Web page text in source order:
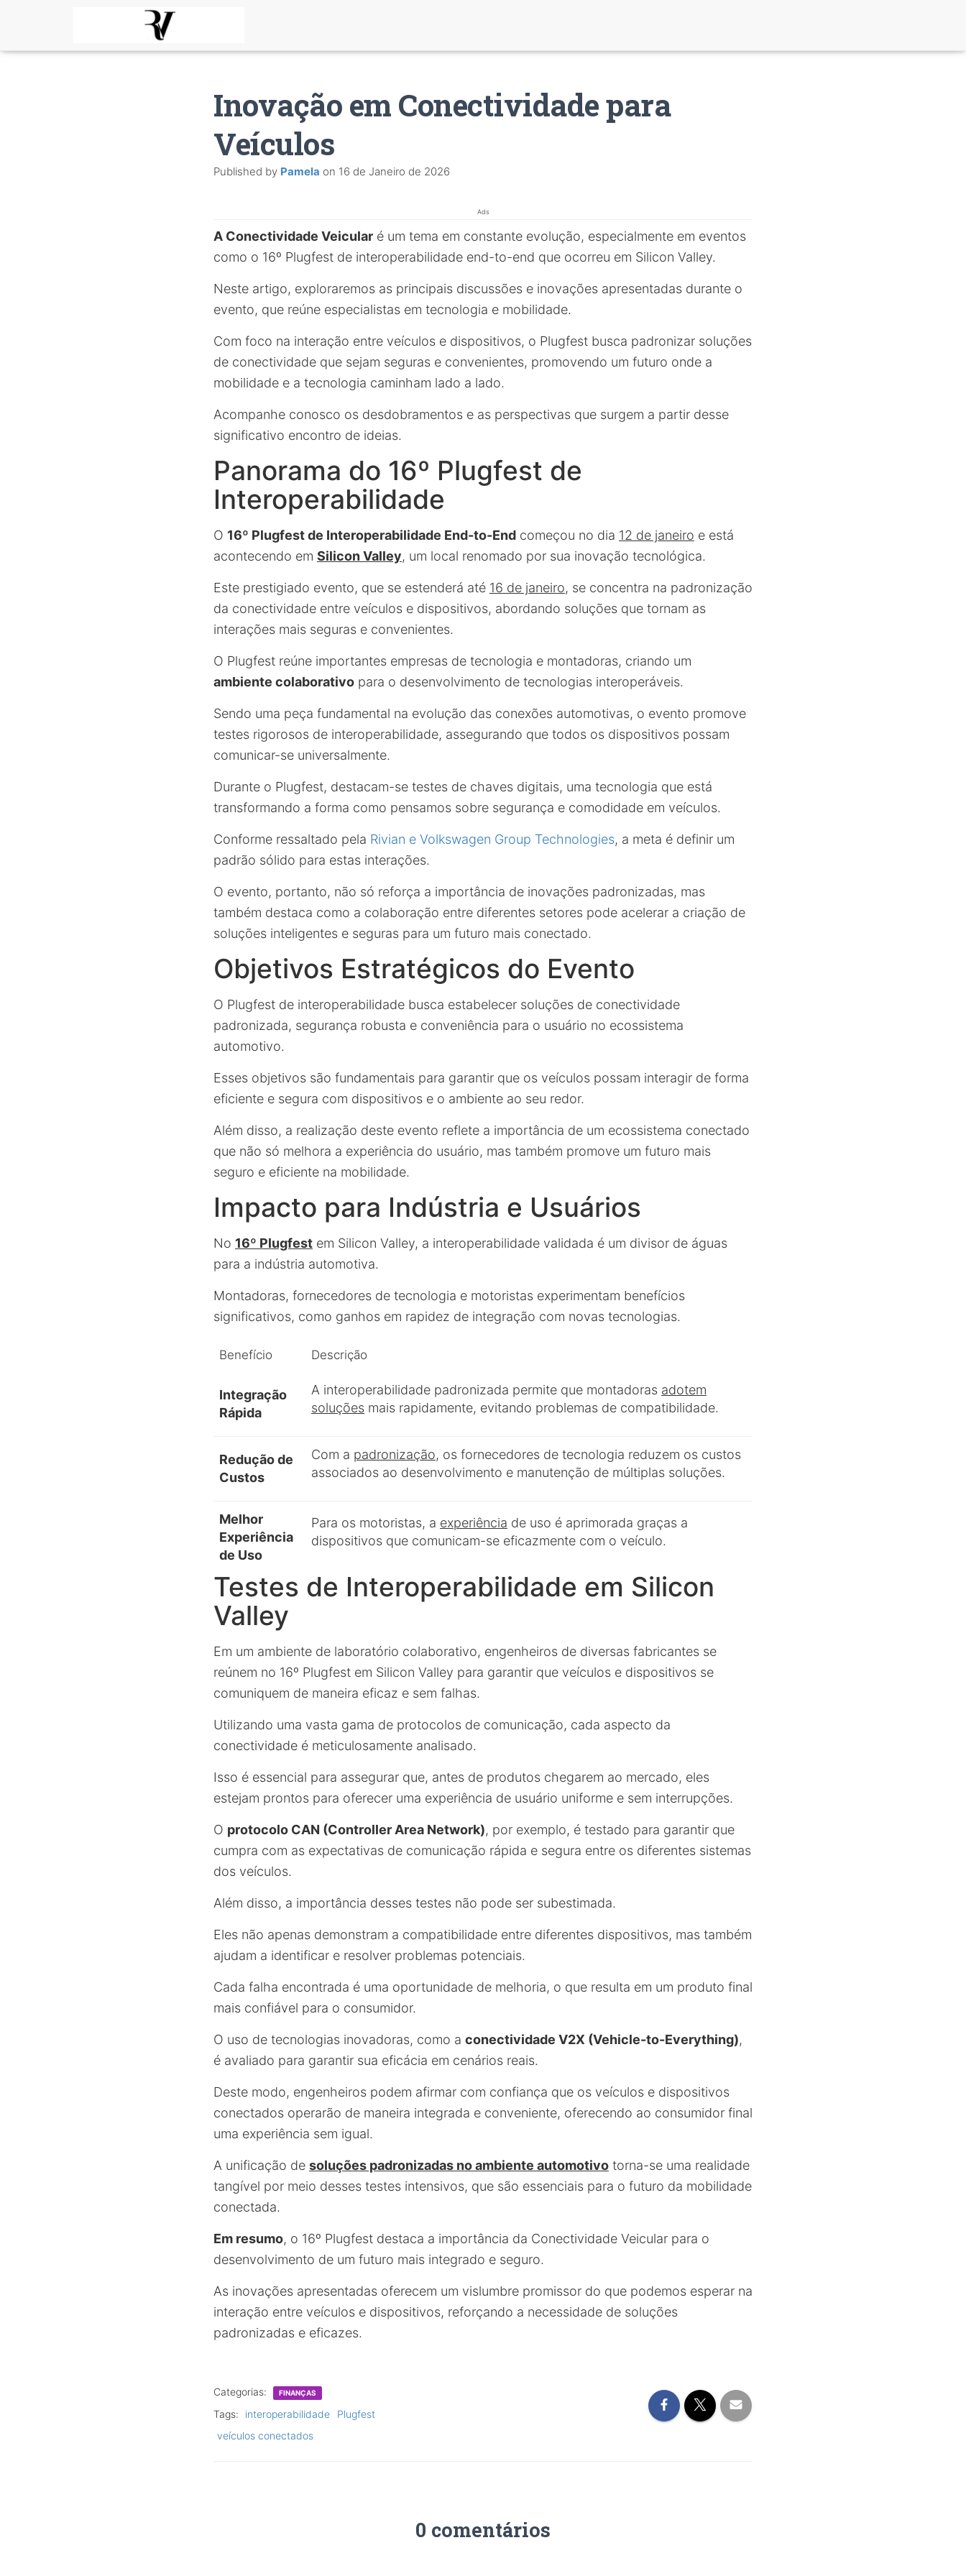
Inovação em Conectividade para
Veículos
Published by Pamela on 16 de Janeiro de 2026
Ads
A Conectividade Veicular é um tema em constante evolução, especialmente em eventos
como o 16º Plugfest de interoperabilidade end-to-end que ocorreu em Silicon Valley.
Neste artigo, exploraremos as principais discussões e inovações apresentadas durante o
evento, que reúne especialistas em tecnologia e mobilidade.
Com foco na interação entre veículos e dispositivos, o Plugfest busca padronizar soluções
de conectividade que sejam seguras e convenientes, promovendo um futuro onde a
mobilidade e a tecnologia caminham lado a lado.
Acompanhe conosco os desdobramentos e as perspectivas que surgem a partir desse
significativo encontro de ideias.
Panorama do 16º Plugfest de
Interoperabilidade
O 16º Plugfest de Interoperabilidade End-to-End começou no dia 12 de janeiro e está
acontecendo em Silicon Valley, um local renomado por sua inovação tecnológica.
Este prestigiado evento, que se estenderá até 16 de janeiro, se concentra na padronização
da conectividade entre veículos e dispositivos, abordando soluções que tornam as
interações mais seguras e convenientes.
O Plugfest reúne importantes empresas de tecnologia e montadoras, criando um
ambiente colaborativo para o desenvolvimento de tecnologias interoperáveis.
Sendo uma peça fundamental na evolução das conexões automotivas, o evento promove
testes rigorosos de interoperabilidade, assegurando que todos os dispositivos possam
comunicar-se universalmente.
Durante o Plugfest, destacam-se testes de chaves digitais, uma tecnologia que está
transformando a forma como pensamos sobre segurança e comodidade em veículos.
Conforme ressaltado pela Rivian e Volkswagen Group Technologies, a meta é definir um
padrão sólido para estas interações.
O evento, portanto, não só reforça a importância de inovações padronizadas, mas
também destaca como a colaboração entre diferentes setores pode acelerar a criação de
soluções inteligentes e seguras para um futuro mais conectado.
Objetivos Estratégicos do Evento
O Plugfest de interoperabilidade busca estabelecer soluções de conectividade
padronizada, segurança robusta e conveniência para o usuário no ecossistema
automotivo.
Esses objetivos são fundamentais para garantir que os veículos possam interagir de forma
eficiente e segura com dispositivos e o ambiente ao seu redor.
Além disso, a realização deste evento reflete a importância de um ecossistema conectado
que não só melhora a experiência do usuário, mas também promove um futuro mais
seguro e eficiente na mobilidade.
Impacto para Indústria e Usuários
No 16º Plugfest em Silicon Valley, a interoperabilidade validada é um divisor de águas
para a indústria automotiva.
Montadoras, fornecedores de tecnologia e motoristas experimentam benefícios
significativos, como ganhos em rapidez de integração com novas tecnologias.
Benefício Descrição
Integração
Rápida
A interoperabilidade padronizada permite que montadoras adotem
soluções mais rapidamente, evitando problemas de compatibilidade.
Redução de
Custos
Com a padronização, os fornecedores de tecnologia reduzem os custos
associados ao desenvolvimento e manutenção de múltiplas soluções.
Melhor
Experiência
de Uso
Para os motoristas, a experiência de uso é aprimorada graças a
dispositivos que comunicam-se eficazmente com o veículo.
Testes de Interoperabilidade em Silicon
Valley
Em um ambiente de laboratório colaborativo, engenheiros de diversas fabricantes se
reúnem no 16º Plugfest em Silicon Valley para garantir que veículos e dispositivos se
comuniquem de maneira eficaz e sem falhas.
Utilizando uma vasta gama de protocolos de comunicação, cada aspecto da
conectividade é meticulosamente analisado.
Isso é essencial para assegurar que, antes de produtos chegarem ao mercado, eles
estejam prontos para oferecer uma experiência de usuário uniforme e sem interrupções.
O protocolo CAN (Controller Area Network), por exemplo, é testado para garantir que
cumpra com as expectativas de comunicação rápida e segura entre os diferentes sistemas
dos veículos.
Além disso, a importância desses testes não pode ser subestimada.
Eles não apenas demonstram a compatibilidade entre diferentes dispositivos, mas também
ajudam a identificar e resolver problemas potenciais.
Cada falha encontrada é uma oportunidade de melhoria, o que resulta em um produto final
mais confiável para o consumidor.
O uso de tecnologias inovadoras, como a conectividade V2X (Vehicle-to-Everything),
é avaliado para garantir sua eficácia em cenários reais.
Deste modo, engenheiros podem afirmar com confiança que os veículos e dispositivos
conectados operarão de maneira integrada e conveniente, oferecendo ao consumidor final
uma experiência sem igual.
A unificação de soluções padronizadas no ambiente automotivo torna-se uma realidade
tangível por meio desses testes intensivos, que são essenciais para o futuro da mobilidade
conectada.
Em resumo, o 16º Plugfest destaca a importância da Conectividade Veicular para o
desenvolvimento de um futuro mais integrado e seguro.
As inovações apresentadas oferecem um vislumbre promissor do que podemos esperar na
interação entre veículos e dispositivos, reforçando a necessidade de soluções
padronizadas e eficazes.
Categorias: FINANÇAS
Tags: interoperabilidade
Plugfest
veículos conectados
0 comentários